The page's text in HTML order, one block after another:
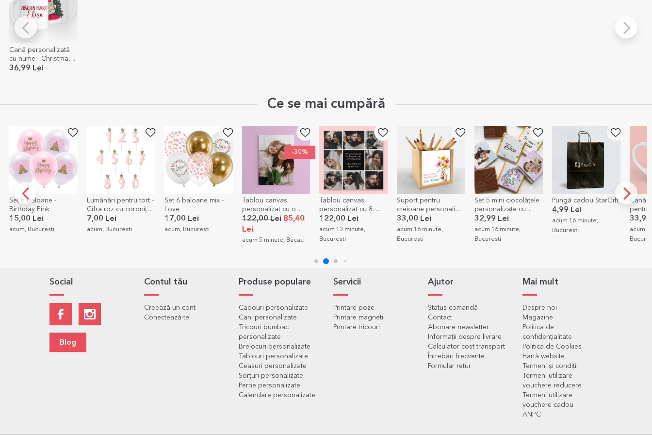
Cană personalizată
cu nume - Christmas
Princess
36,99 Lei
Ce se mai cumpără
Set 5 baloane -
Birthday Pink
15,00 Lei
acum, Bucuresti
Lumânări pentru tort -
Cifra roz cu coroniță
9.5cm
7,00 Lei
acum, Bucuresti
Set 6 baloane mix -
Love
17,00 Lei
acum, Bucuresti
-30%
Tablou canvas
personalizat cu o
poză
122,00 Lei85,40
Lei
acum 5 minute, Bacau
Tablou canvas
personalizat cu 8
poze și mesaj
122,00 Lei
acum 13 minute,
Bucuresti
Suport pentru
creioane personalizat
cu text - Flori pentru
33,00 Lei
acum 16 minute,
Bucuresti
Set 5 mini ciocolățele
personalizate cu
poze și text - Unicorn
32,99 Lei
acum 16 minute,
Bucuresti
Pungă cadou StarGift
4,99 Lei
acum 16 minute,
Bucuresti
Cană
pentru
poză
acum
Social
Blog
Contul tău
Creează un cont
Conectează-te
Produse populare
Cadouri personalizate
Cani personalizate
Tricouri bumbac
personalizate
Brelocuri personalizate
Tablouri personalizate
Ceasuri personalizate
Sorțuri personalizate
Perne personalizate
Calendare personalizate
Servicii
Printare poze
Printare magneti
Printare tricouri
Ajutor
Status comandă
Contact
Abonare newsletter
Informații despre livrare
Calculator cost transport
Întrebări frecvente
Formular retur
Mai mult
Despre noi
Magazine
Politica de
confidențialitate
Politica de Cookies
Hartă website
Termeni și condiții
Termeni utilizare
vouchere reducere
Termeni utilizare
vouchere cadou
ANPC